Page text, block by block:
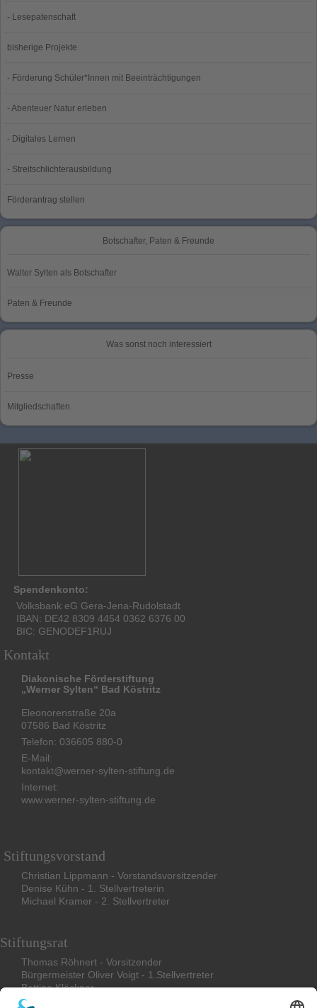
- Lesepatenschaft
bisherige Projekte
- Förderung Schüler*Innen mit Beeinträchtigungen
- Abenteuer Natur erleben
- Digitales Lernen
- Streitschlichterausbildung
Förderantrag stellen
Botschafter, Paten & Freunde
Walter Sylten als Botschafter
Paten & Freunde
Was sonst noch interessiert
Presse
Mitgliedschaften
Spendenkonto:
Volksbank eG Gera-Jena-Rudolstadt
IBAN: DE42 8309 4454 0362 6376 00
BIC: GENODEF1RUJ
Kontakt
Diakonische Förderstiftung
„Werner Sylten“ Bad Köstritz
Eleonorenstraße 20a
07586 Bad Köstritz
Telefon: 036605 880-0
E-Mail:
kontakt@werner-sylten-stiftung.de
Internet:
www.werner-sylten-stiftung.de
Stiftungsvorstand
Christian Lippmann - Vorstandsvorsitzender
Denise Kühn - 1. Stellvertreterin
Michael Kramer - 2. Stellvertreter
Stiftungsrat
Thomas Röhnert - Vorsitzender
Bürgermeister Oliver Voigt - 1.Stellvertreter
BettinaKlöckner
Friederike Böcher